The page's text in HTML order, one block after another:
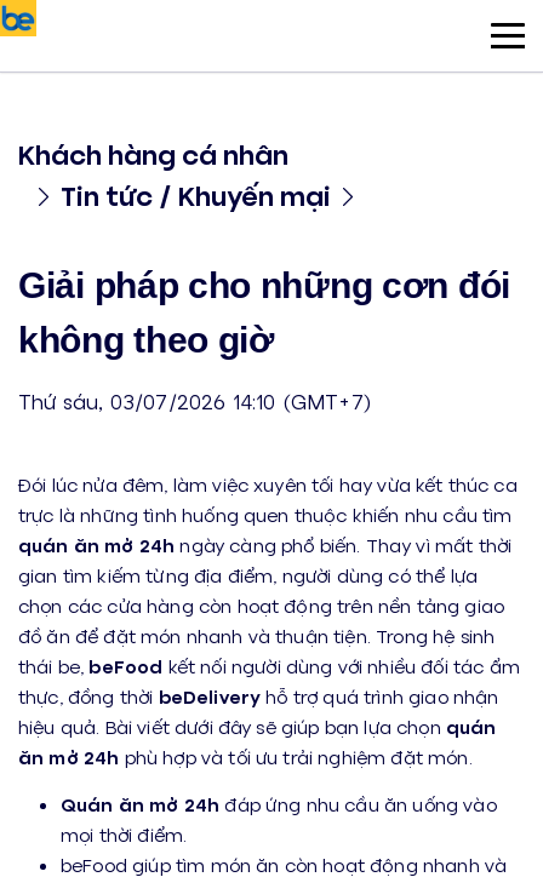
Khách hàng cá nhân
Tin tức / Khuyến mại
Giải pháp cho những cơn đói
không theo giờ
Thứ sáu, 03/07/2026 14:10 (GMT+7)
Đói lúc nửa đêm, làm việc xuyên tối hay vừa kết thúc ca
trực là những tình huống quen thuộc khiến nhu cầu tìm
quán ăn mở 24h ngày càng phổ biến. Thay vì mất thời
gian tìm kiếm từng địa điểm, người dùng có thể lựa
chọn các cửa hàng còn hoạt động trên nền tảng giao
đồ ăn để đặt món nhanh và thuận tiện. Trong hệ sinh
thái be, beFood kết nối người dùng với nhiều đối tác ẩm
thực, đồng thời beDelivery hỗ trợ quá trình giao nhận
hiệu quả. Bài viết dưới đây sẽ giúp bạn lựa chọn quán
ăn mở 24h phù hợp và tối ưu trải nghiệm đặt món.
Quán ăn mở 24h đáp ứng nhu cầu ăn uống vào
mọi thời điểm.
beFood giúp tìm món ăn còn hoạt động nhanh và